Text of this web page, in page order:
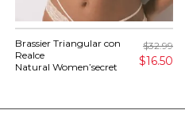
Brassier Triangular con
Realce
Natural Women’secret
$32.99
$16.50